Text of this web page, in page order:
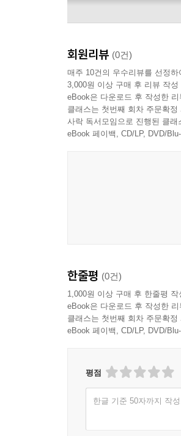
회원리뷰 (0건)
매주 10건의 우수리뷰를 선정
3,000원 이상 구매 후 리뷰 작성
eBook은 다운로드 후 작성한
클래스는 첫번째 회차 주문확
사락 독서모임으로 진행된 클
eBook 페이백, CD/LP, DVD/
한줄평 (0건)
1,000원 이상 구매 후 한줄평 작
eBook은 다운로드 후 작성한
클래스는 첫번째 회차 주문확
eBook 페이백, CD/LP, DVD/
평점
한글 기준 50자까지 작